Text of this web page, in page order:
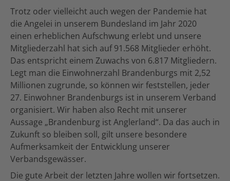
Trotz oder vielleicht auch wegen der Pandemie hat
die Angelei in unserem Bundesland im Jahr 2020
einen erheblichen Aufschwung erlebt und unsere
Mitgliederzahl hat sich auf 91.568 Mitglieder erhöht.
Das entspricht einem Zuwachs von 6.817 Mitgliedern.
Legt man die Einwohnerzahl Brandenburgs mit 2,52
Millionen zugrunde, so können wir feststellen, jeder
27. Einwohner Brandenburgs ist in unserem Verband
organisiert. Wir haben also Recht mit unserer
Aussage „Brandenburg ist Anglerland“. Da das auch in
Zukunft so bleiben soll, gilt unsere besondere
Aufmerksamkeit der Entwicklung unserer
Verbandsgewässer.
Die gute Arbeit der letzten Jahre wollen wir fortsetzen.